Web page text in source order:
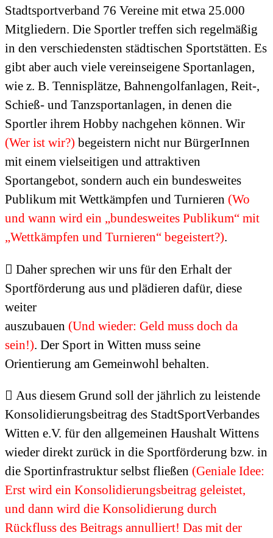
Stadtsportverband 76 Vereine mit etwa 25.000
Mitgliedern. Die Sportler treffen sich regelmäßig
in den verschiedensten städtischen Sportstätten. Es
gibt aber auch viele vereinseigene Sportanlagen,
wie z. B. Tennisplätze, Bahnengolfanlagen, Reit-,
Schieß- und Tanzsportanlagen, in denen die
Sportler ihrem Hobby nachgehen können. Wir
(Wer ist wir?) begeistern nicht nur BürgerInnen
mit einem vielseitigen und attraktiven
Sportangebot, sondern auch ein bundesweites
Publikum mit Wettkämpfen und Turnieren (Wo
und wann wird ein „bundesweites Publikum“ mit
„Wettkämpfen und Turnieren“ begeistert?).
 Daher sprechen wir uns für den Erhalt der
Sportförderung aus und plädieren dafür, diese
weiter
auszubauen (Und wieder: Geld muss doch da
sein!). Der Sport in Witten muss seine
Orientierung am Gemeinwohl behalten.
 Aus diesem Grund soll der jährlich zu leistende
Konsolidierungsbeitrag des StadtSportVerbandes
Witten e.V. für den allgemeinen Haushalt Wittens
wieder direkt zurück in die Sportförderung bzw. in
die Sportinfrastruktur selbst fließen (Geniale Idee:
Erst wird ein Konsolidierungsbeitrag geleistet,
und dann wird die Konsolidierung durch
Rückfluss des Beitrags annulliert! Das mit der